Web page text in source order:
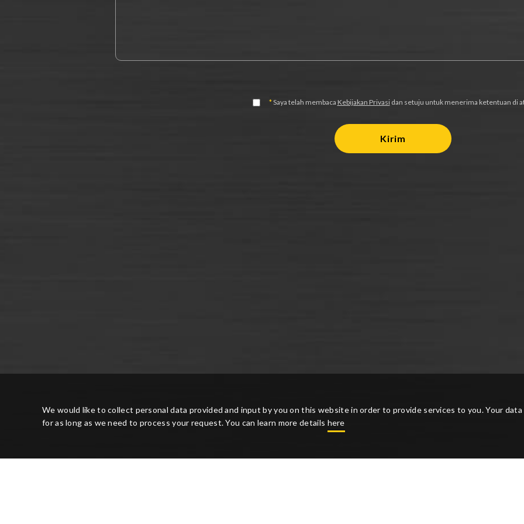
*Saya telah membaca Kebijakan Privasidan setuju untuk menerima ketentuan di
Kirim
We would like to collect personal data provided and input by you on this website in order to provide services to you. Your
for as long as we need to process your request. You can learn more details here